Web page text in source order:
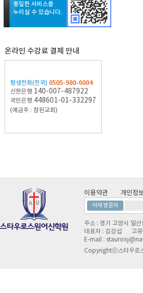
동일한 서비스를
누리실 수 있습니다.
온라인 수강료 결제 안내
평생전화(전국) 0505-980-6004
신한은행 140-007-487922
국민은행 448601-01-332297
(예금주 : 참된교회)
이용약관 개인정
어제 방문자
주소 : 경기 고양시 일
대표자 : 김강섭
고
E-mail :
Copyrightⓒ스타우로